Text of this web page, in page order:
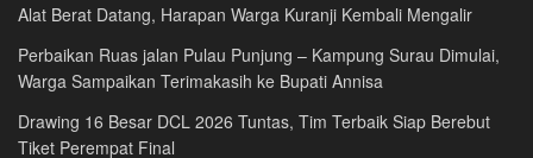
Alat Berat Datang, Harapan Warga Kuranji Kembali Mengalir
Perbaikan Ruas jalan Pulau Punjung – Kampung Surau Dimulai,
Warga Sampaikan Terimakasih ke Bupati Annisa
Drawing 16 Besar DCL 2026 Tuntas, Tim Terbaik Siap Berebut
Tiket Perempat Final